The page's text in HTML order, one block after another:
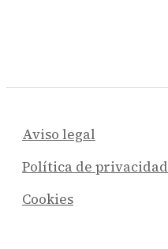
Aviso legal
Política de privacidad
Cookies